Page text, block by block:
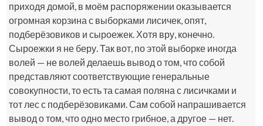
приходя домой, в моём распоряжении оказывается
огромная корзина с выборками лисичек, опят,
подберёзовиков и сыроежек. Хотя вру, конечно.
Сыроежки я не беру. Так вот, по этой выборке иногда
волей — не волей делаешь вывод о том, что собой
представляют соответствующие генеральные
совокупности, то есть та самая поляна с лисичками и
тот лес с подберёзовиками. Сам собой напрашивается
вывод о том, что одно место грибное, а другое — нет.